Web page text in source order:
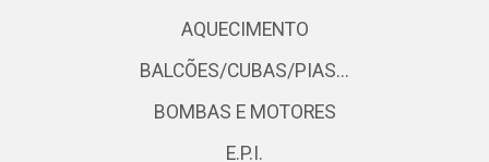
AQUECIMENTO
BALCÕES/CUBAS/PIAS...
BOMBAS E MOTORES
E.P.I.